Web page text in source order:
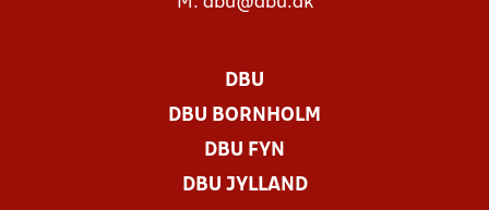
DBU
DBU BORNHOLM
DBU FYN
DBU JYLLAND